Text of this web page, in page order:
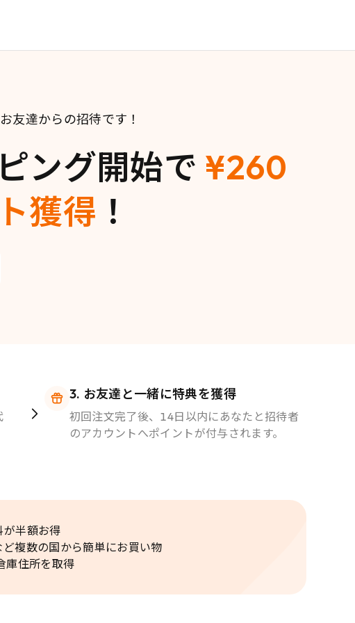
友達からの招待です！
ング開始で ¥260
獲得 ！
お友達と一緒に特典を獲得
初回注文完了後、14日以内にあなたと招待者
のアカウントへポイントが付与されます。
が半額お得
複数の国から簡単にお買い物
庫住所を取得